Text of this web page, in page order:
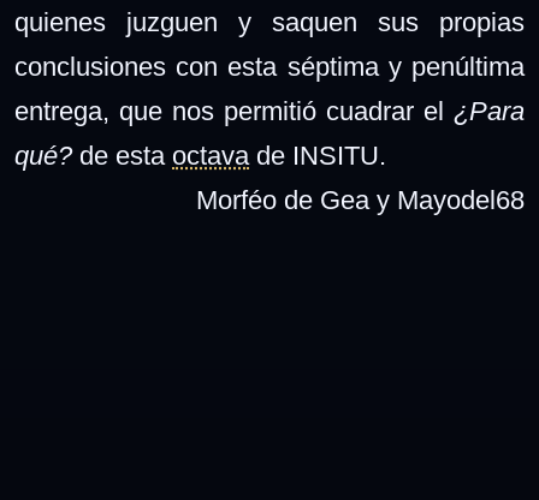
quienes juzguen y saquen sus propias
conclusiones con esta séptima y penúltima
entrega, que nos permitió cuadrar el ¿Para
qué?de esta octava de INSITU.
Morféo de Gea y Mayodel68